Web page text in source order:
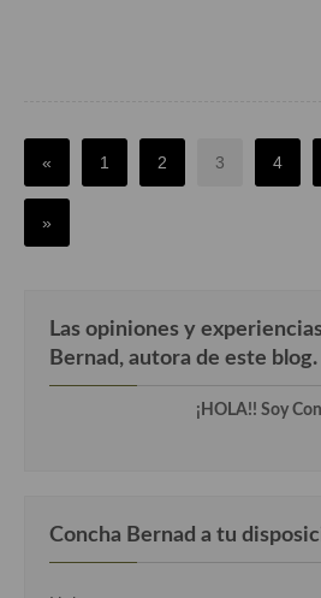
« 1 2 3 4
»
Las opiniones y
Bernad, autora de este blog.
¡HOLA!! Soy
Concha Bernad a tu